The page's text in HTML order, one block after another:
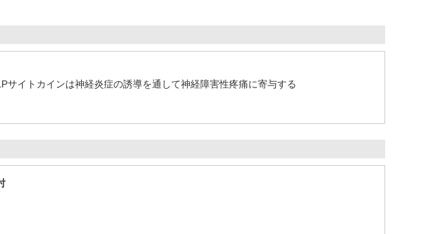
イトカインは神経炎症の誘導を通して神経障害性疼痛に寄与する